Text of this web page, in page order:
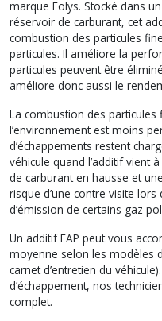
marque Eolys. Stocké dans
réservoir de carburant, cet
combustion des particules
particules. Il améliore la
particules peuvent être
améliore donc aussi le
La combustion des
l’environnement est moins
d’échappements restent
véhicule quand l’additif vient
de carburant en hausse et
risque d’une contre visite
d’émission de certains gaz
Un additif FAP peut vous
moyenne selon les modèles
carnet d’entretien du
d’échappement, nos
complet.